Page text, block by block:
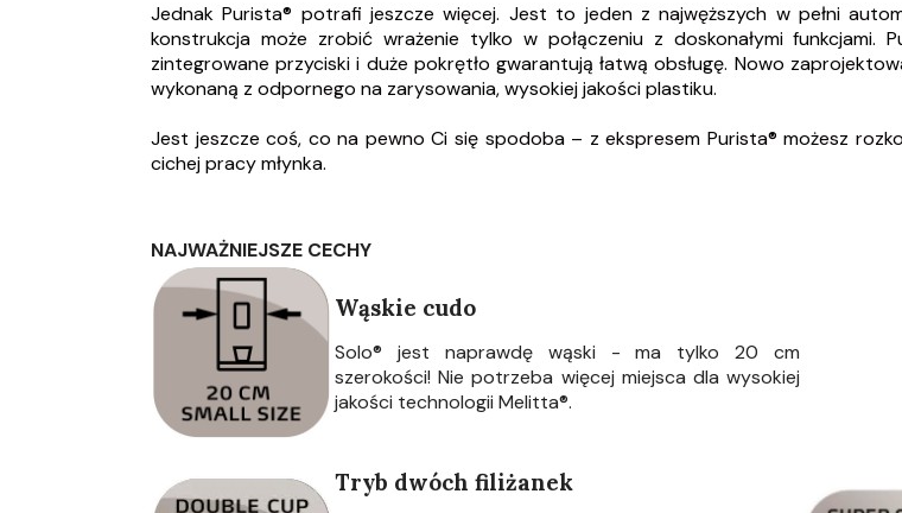
Jednak Purista® potrafi jeszcze więcej. Jest to jeden z najwęższych w pełni
konstrukcja może zrobić wrażenie tylko w połączeniu z doskonałymi funkcjami.
zintegrowane przyciski i duże pokrętło gwarantują łatwą obsługę. Nowo
wykonaną z odpornego na zarysowania, wysokiej jakości plastiku.
Jest jeszcze coś, co na pewno Ci się spodoba – z ekspresem Purista® możesz
cichej pracy młynka.
NAJWAŻNIEJSZE CECHY
Wąskie cudo
Solo® jest naprawdę wąski - ma tylko 20 cm
szerokości! Nie potrzeba więcej miejsca dla wysokiej
jakości technologii Melitta®.
Tryb dwóch filiżanek